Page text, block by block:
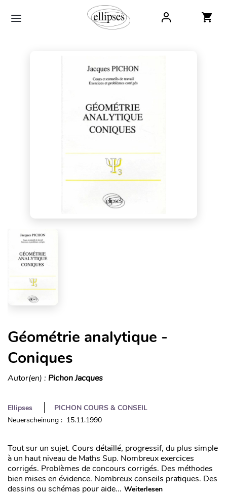
Géométrie analytique -
Coniques
Autor(en) : Pichon Jacques
Ellipses
PICHON COURS & CONSEIL
Neuerscheinung : 15.11.1990
Tout sur un sujet. Cours détaillé, progressif, du plus simple
à un haut niveau de Maths Sup. Nombreux exercices
corrigés. Problèmes de concours corrigés. Des méthodes
bien mises en évidence. Nombreux conseils pratiques. Des
dessins ou schémas pour aide... Weiterlesen